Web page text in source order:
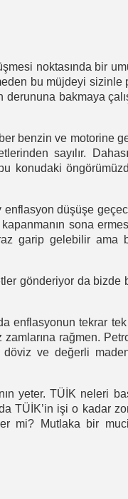
noktasında bir
bu müjdeyi sizinle
bakmaya
benzin ve motorine
sayılır.
konudaki
düşüşe
sona
garip gelebilir ama
gönderiyor da bizde
tekrar tek
rağmen.
ve değerli
TÜİK neleri
TÜİK’in işi o kadar
mi? Mutlaka bir